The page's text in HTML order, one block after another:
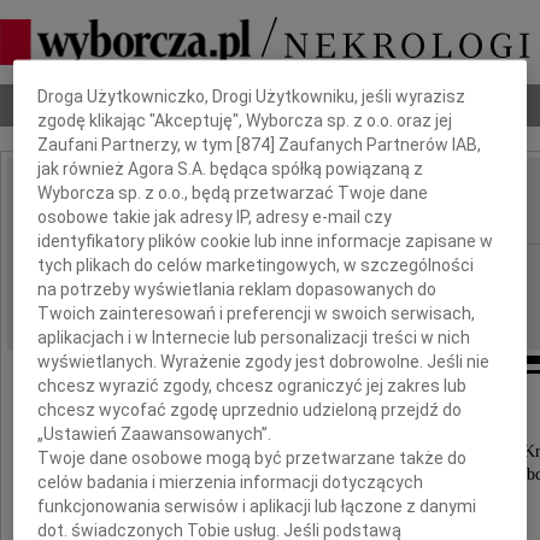
Nekrologi Odeszli Poradnik pogrzebowy
IMIĘ I NAZWISKO: Halina Szymanek
REGION: Częstochowa
DATA EMISJI: 10.01.2014
Z głębokim żalem zawiadamiamy,
że w dniu 6 stycznia 2014 roku, w święto Trzech
zmarła w wieku 88 lat nasza kochana Mama i
Dbamy o Twoją prywatność
Droga Użytkowniczko, Drogi Użytkowniku, jeśli wyrazisz
zgodę klikając "Akceptuję", Wyborcza sp. z o.o. oraz jej
Zaufani Partnerzy, w tym [874] Zaufanych Partnerów IAB,
jak również Agora S.A. będąca spółką powiązaną z
Wyborcza sp. z o.o., będą przetwarzać Twoje dane
osobowe takie jak adresy IP, adresy e-mail czy
identyfikatory plików cookie lub inne informacje zapisane w
tych plikach do celów marketingowych, w szczególności
na potrzeby wyświetlania reklam dopasowanych do
Twoich zainteresowań i preferencji w swoich serwisach,
aplikacjach i w Internecie lub personalizacji treści w nich
wyświetlanych. Wyrażenie zgody jest dobrowolne. Jeśli nie
chcesz wyrazić zgody, chcesz ograniczyć jej zakres lub
chcesz wycofać zgodę uprzednio udzieloną przejdź do
„Ustawień Zaawansowanych”.
Twoje dane osobowe mogą być przetwarzane także do
celów badania i mierzenia informacji dotyczących
funkcjonowania serwisów i aplikacji lub łączone z danymi
dot. świadczonych Tobie usług. Jeśli podstawą